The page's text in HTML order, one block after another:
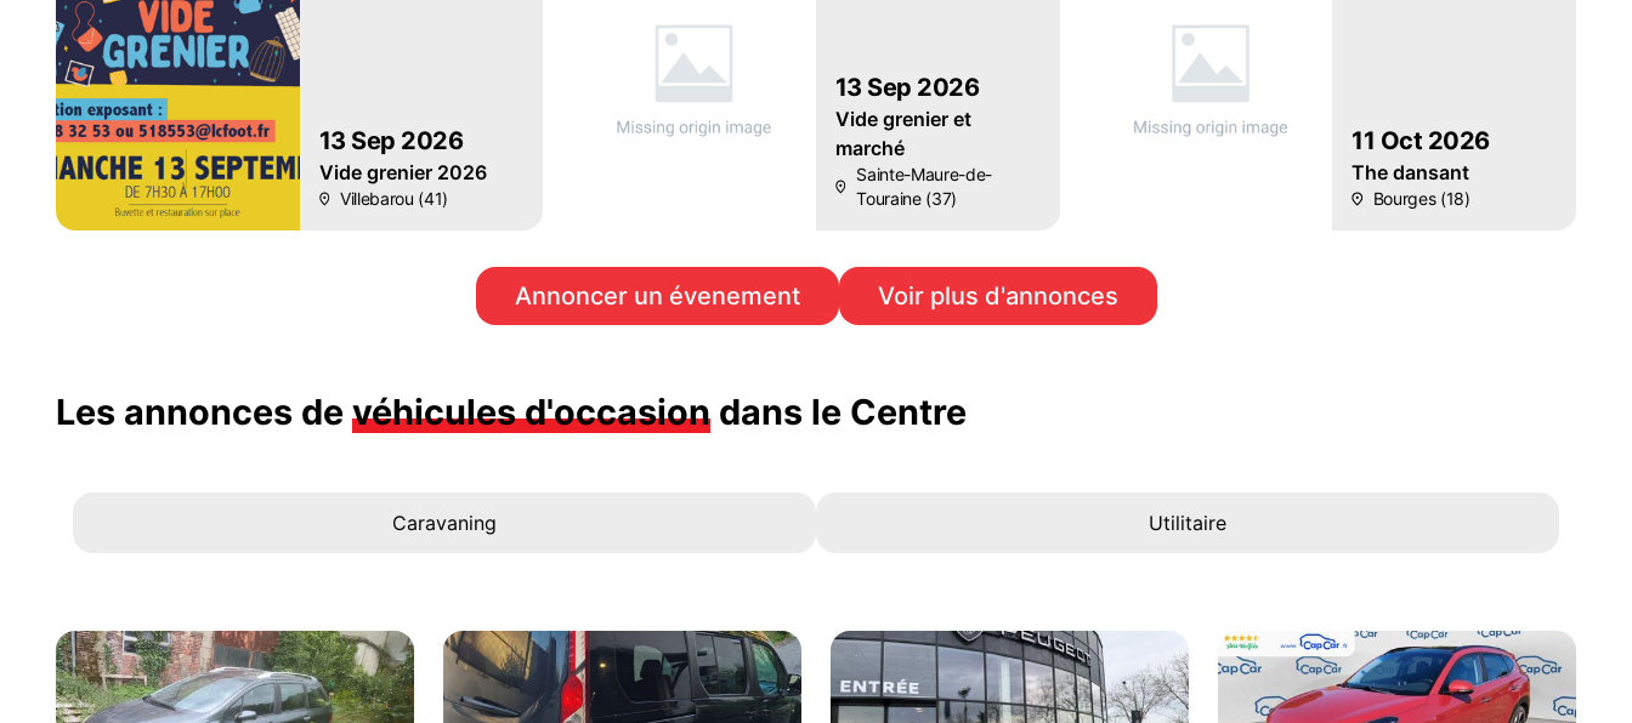
13 Sep 2026
Vide grenier 2026
Villebarou (41)
13 Sep 2026
Vide grenier et
marché
Sainte-Maure-de-
Touraine (37)
11 Oct 2026
The dansant
Bourges (18)
Annoncer un évenement Voir plus d'annonces
Les annonces de véhicules d'occasion dans le Centre
Caravaning Utilitaire